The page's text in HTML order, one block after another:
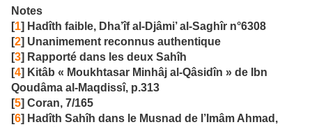
Notes
[1] Hadîth faible, Dha’îf al-Djâmi’ al-Saghîr n°6308
[2] Unanimement reconnus authentique
[3] Rapporté dans les deux Sahîh
[4] Kitâb « Moukhtasar Minhâj al-Qâsidîn » de Ibn
Qoudâma al-Maqdissî, p.313
[5] Coran, 7/165
[6] Hadîth Sahîh dans le Musnad de l’Imâm Ahmad,